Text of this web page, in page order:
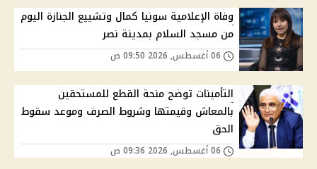
وفاة الإعلامية سونيا كمال وتشييع الجنازة اليوم
من مسجد السلام بمدينة نصر
التأمينات توضح منحة القطع للمستحقين
بالمعاش وقيمتها وشروط الصرف وموعد سقوط
الحق